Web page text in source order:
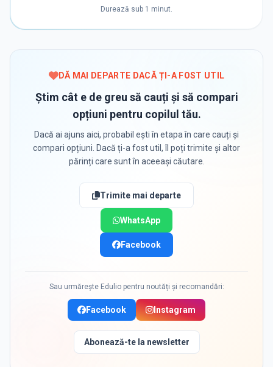
Durează sub 1 minut.
DĂ MAI DEPARTE DACĂ ȚI-A FOST UTIL
Știm cât e de greu să cauți și să compari
opțiuni pentru copilul tău.
Dacă ai ajuns aici, probabil ești în etapa în care cauți și
compari opțiuni. Dacă ți-a fost util, îl poți trimite și altor
părinți care sunt în aceeași căutare.
Trimite mai departe
WhatsApp
Facebook
Sau urmărește Edulio pentru noutăți și recomandări:
Facebook Instagram
Abonează-te la newsletter